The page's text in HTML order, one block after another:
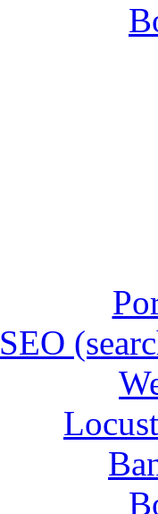
SEO